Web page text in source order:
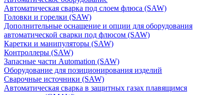
Автоматическая сварка под слоем флюса (SAW)
Головки и горелки (SAW)
Дополнительные оснащение и опции для оборудования
автоматической сварки под флюсом (SAW)
Каретки и манипуляторы (SAW)
Контроллеры (SAW)
Запасные части Automation (SAW)
Оборудование для позиционирования изделий
Сварочные источники (SAW)
Автоматическая сварка в защитных газах плавящимся